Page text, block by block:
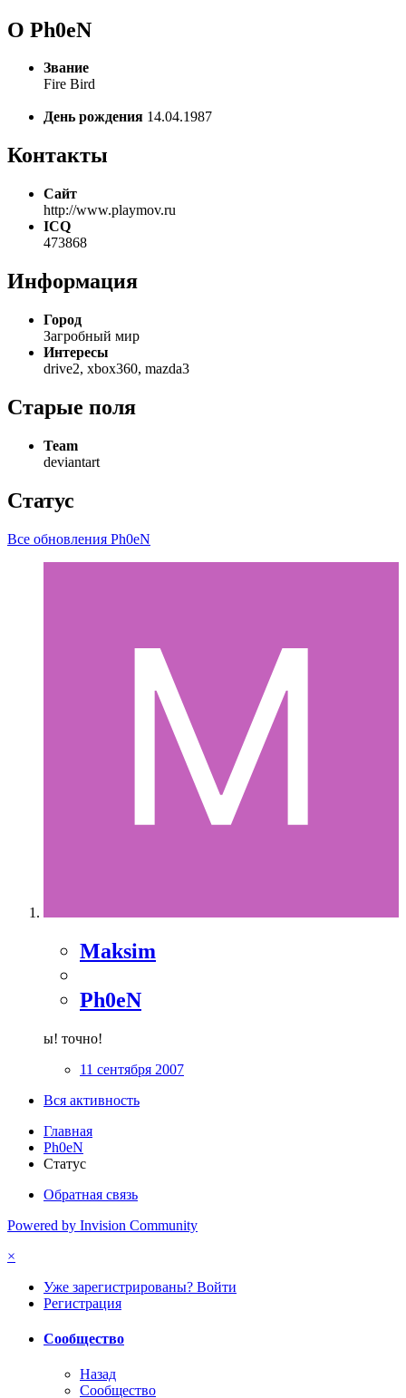
О Ph0eN
Звание
Fire Bird
День рождения 14.04.1987
Контакты
Сайт
http://www.playmov.ru
ICQ
473868
Информация
Город
Загробный мир
Интересы
drive2, xbox360, mazda3
Старые поля
Team
deviantart
Статус
Все обновления Ph0eN
Maksim
Ph0eN
ы! точно!
11 сентября 2007
Вся активность
Главная
Ph0eN
Статус
Обратная связь
Powered by Invision Community
×
Уже зарегистрированы? Войти
Регистрация
Сообщество
Назад
Сообщество